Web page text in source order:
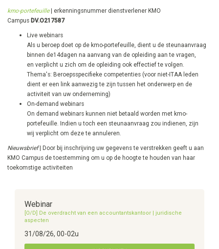
kmo-portefeuille| erkenningsnummer dienstverlener KMO
Campus DV.O217587
Live webinars
Als u beroep doet op de kmo-portefeuille, dient u de steunaanvraag
binnen de14dagen na aanvang van de opleiding aan te vragen,
en verplicht u zich om de opleiding ook effectief te volgen.
Thema's: Beroepsspecifieke competenties ​(voor niet-ITAA leden
dient er een link aanwezig te zijn tussen het onderwerp en de
activiteit van uw onderneming)
On-demand webinars
On demand webinars kunnen niet betaald worden met kmo-
portefeuille. Indien u toch een steunaanvraag zou indienen, zijn
wij verplicht om deze te annuleren.
Nieuwsbrief | Door bij inschrijving uw gegevens te verstrekken geeft u aan
KMO Campus de toestemming om u op de hoogte te houden van haar
toekomstige activiteiten
Webinar
[O/D] De overdracht van een accountantskantoor | juridische
aspecten
31/08/26, 00-02u